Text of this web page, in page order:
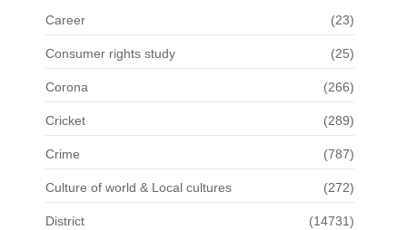
Career (23)
Consumer rights study (25)
Corona (266)
Cricket (289)
Crime (787)
Culture of world & Local cultures (272)
District (14731)